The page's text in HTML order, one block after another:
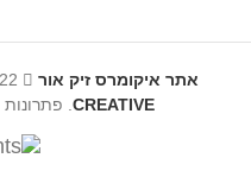
אתר איקומרס זיק אור
CREATIVE
.